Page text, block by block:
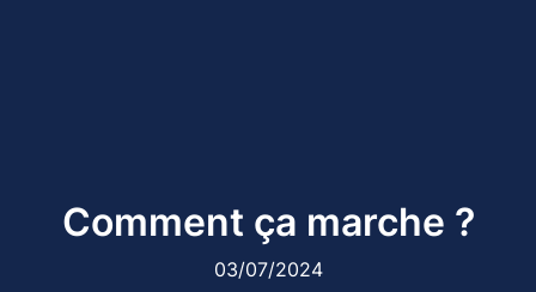
Comment ça marche ?
03/07/2024